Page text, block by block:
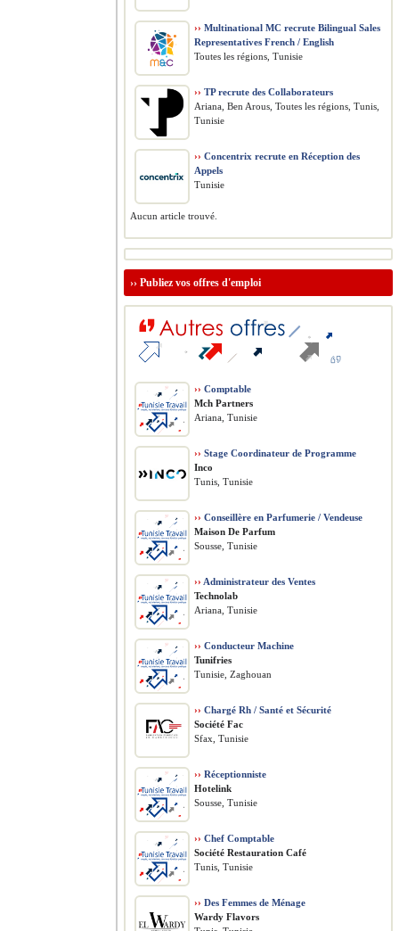
›› Multinational MC recrute Bilingual Sales
Representatives French / English
Toutes les régions, Tunisie
›› TP recrute des Collaborateurs
Ariana, Ben Arous, Toutes les régions, Tunis,
Tunisie
›› Concentrix recrute en Réception des
Appels
Tunisie
Aucun article trouvé.
›› Publiez vos offres d'emploi
›› Comptable
Mch Partners
Ariana, Tunisie
›› Stage Coordinateur de Programme
Inco
Tunis, Tunisie
›› Conseillère en Parfumerie / Vendeuse
Maison De Parfum
Sousse, Tunisie
›› Administrateur des Ventes
Technolab
Ariana, Tunisie
›› Conducteur Machine
Tunifries
Tunisie, Zaghouan
›› Chargé Rh / Santé et Sécurité
Société Fac
Sfax, Tunisie
›› Réceptionniste
Hotelink
Sousse, Tunisie
›› Chef Comptable
Société Restauration Café
Tunis, Tunisie
›› Des Femmes de Ménage
Wardy Flavors